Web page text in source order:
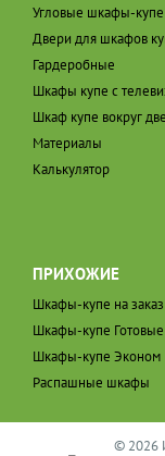
Угловые шкафы-купе
Двери для шкафов
Гардеробные
Шкафы купе с
Шкаф купе вокруг
Материалы
Калькулятор
ПРИХОЖИЕ
Шкафы-купе на заказ
Шкафы-купе Готовые
Шкафы-купе Эконом
Распашные шкафы
© 2026